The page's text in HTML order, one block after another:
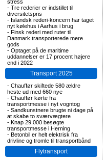
stress
- Tre rederier er indstillet til
diversitetspris
- Islandsk rederi-koncern har taget
nyt kølehus i Aarhus i brug
- Finsk rederi med ruter til
Danmark transporterede mere
gods
- Optaget på de maritime
uddannelser er 17 procent højere
end i 2022
Transport 2025
- Chauffør skiftede 580 ældre
heste ud med 660 nye
- Chauffør kørte fra
transportmesse i nyt vogntog
- Sandkunstnere brugte ni dage på
at skabe to sværvægtere
- Knap 29.000 besøgte
transportmesse i Herning
- Betonbil er helt elektrisk fra
drivline og tromle til transportbånd
Flytransport